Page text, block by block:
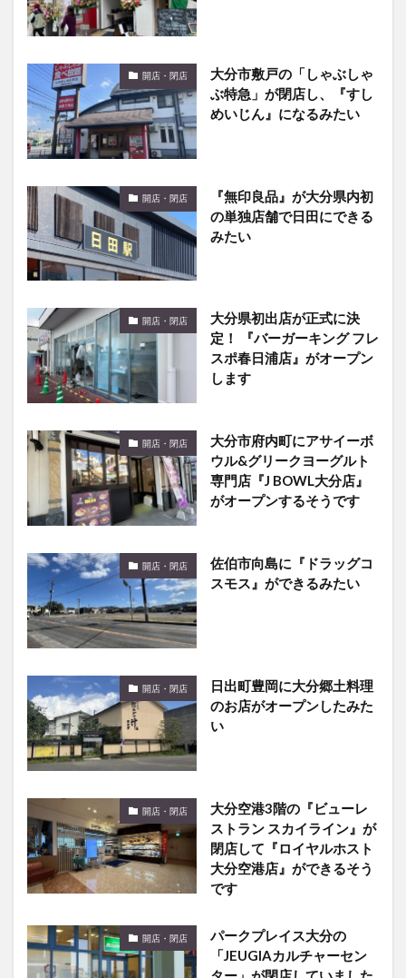
開店・閉店
大分市敷戸の「しゃぶしゃ
ぶ特急」が閉店し、『すし
めいじん』になるみたい
開店・閉店
『無印良品』が大分県内初
の単独店舗で日田にできる
みたい
開店・閉店
大分県初出店が正式に決
定！ 『バーガーキング フレ
スポ春日浦店』がオープン
します
開店・閉店
大分市府内町にアサイーボ
ウル&グリークヨーグルト
専門店『J BOWL大分店』
がオープンするそうです
開店・閉店
佐伯市向島に『ドラッグコ
スモス』ができるみたい
開店・閉店
日出町豊岡に大分郷土料理
のお店がオープンしたみた
い
開店・閉店
大分空港3階の『ビューレ
ストラン スカイライン』が
閉店して『ロイヤルホスト
大分空港店』ができるそう
です
開店・閉店
パークプレイス大分の
「JEUGIAカルチャーセン